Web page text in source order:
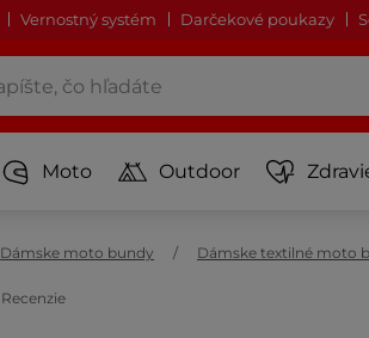
Vernostný systém Darčekové poukazy
Moto Outdoor
Dámske moto bundy Dámske textilné moto
Recenzie